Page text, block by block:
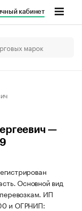
кабинет
—
Основной вид
ИП
и ОГРНИП: